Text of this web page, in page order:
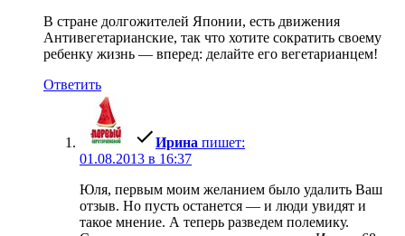
В стране долгожителей Японии, есть движения
Антивегетарианские, так что хотите сократить своему
ребенку жизнь — вперед: делайте его вегетарианцем!
Ответить
Ирина пишет:
01.08.2013 в 16:37
Юля, первым моим желанием было удалить Ваш
отзыв. Но пусть останется — и люди увидят и
такое мнение. А теперь разведем полемику.